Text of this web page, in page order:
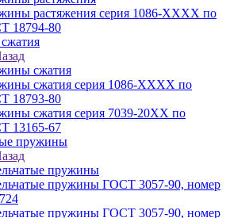
растяжения серия 1086-ХХХХ по
18794‑80
сжатия
сжатия серия 1086-ХХХХ по
18793‑80
сжатия серия 7039-20ХХ по
13165‑67
пружины
пружины
пружины ГОСТ 3057-90, номер
пружины ГОСТ 3057-90, номер